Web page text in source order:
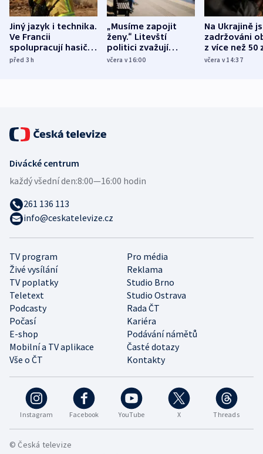
Jiný jazyk i technika.
Ve Francii
spolupracují hasiči z
různých zemí
před 3h
„Musíme zapojit
ženy.“ Litevští
politici zvažují
dohodu o
včera v 16:00
Na Ukrajině
zadržováni
z více než 50
Bojovali na
včera v 14:37
Instagram Facebook YouTube X Threads
TV program
Pro média
Živé vysílání
Reklama
TV poplatky
Studio Brno
Teletext
Studio Ostrava
Podcasty
Rada ČT
Počasí
Kariéra
E-shop
Podávání námětů
Mobilní a TV aplikace
Časté dotazy
Vše o ČT
Kontakty
Divácké centrum
každý všední den:8:00—16:00 hodin
261 136 113
info@ceskatelevize.cz
© Česká televize